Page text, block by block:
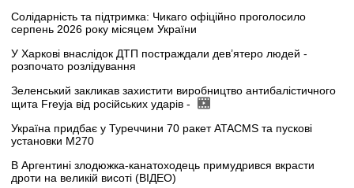
Солідарність та підтримка: Чикаго офіційно проголосило
серпень 2026 року місяцем України
У Харкові внаслідок ДТП постраждали дев’ятеро людей -
розпочато розлідування
Зеленський закликав захистити виробництво антибалістичного
щита Freyja від російських ударів -
Україна придбає у Туреччини 70 ракет ATACMS та пускові
установки M270
В Аргентині злодюжка-канатоходець примудрився вкрасти
дроти на великій висоті (ВІДЕО)